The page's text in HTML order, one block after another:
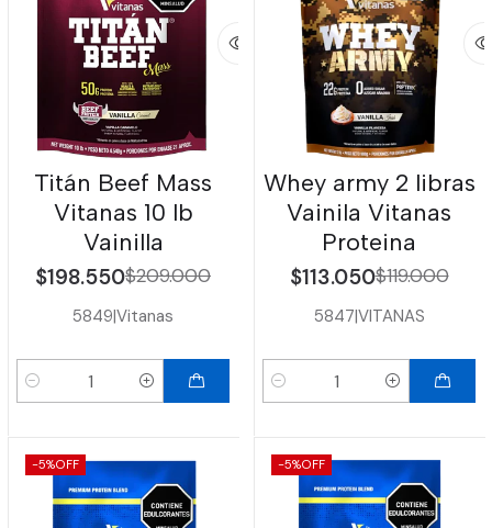
Titán Beef Mass
Vitanas 10 lb
Vainilla
$198.550$209.000
5849|Vitanas
Cantidad
Whey army 2 libras
Vainila Vitanas
Proteina
$113.050$119.000
5847|VITANAS
Cantidad
-5%OFF -5%OFF